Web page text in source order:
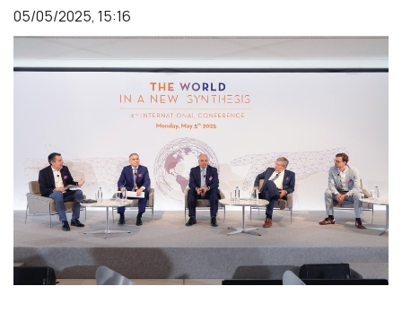
05/05/2025, 15:16